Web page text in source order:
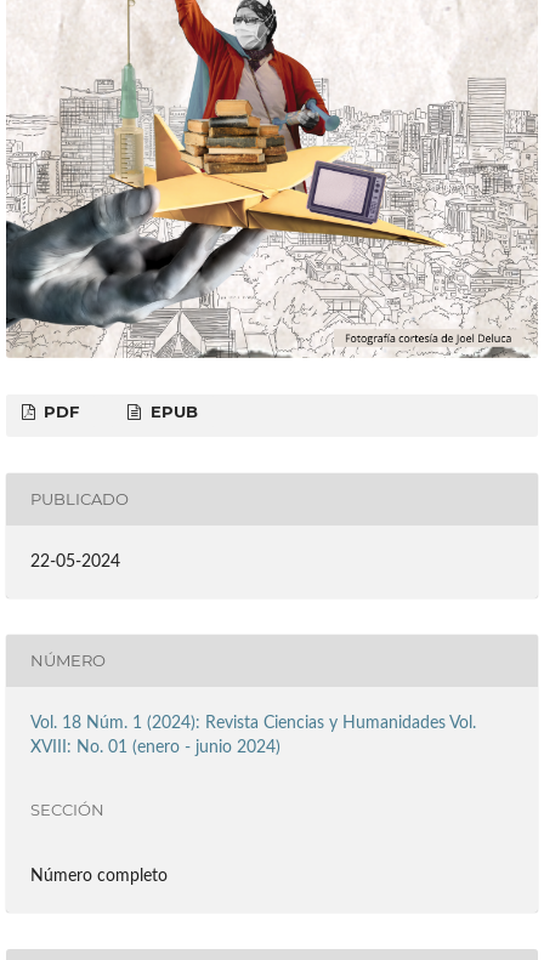
PDF EPUB
PUBLICADO
22-05-2024
NÚMERO
Vol. 18 Núm. 1 (2024): Revista Ciencias y Humanidades Vol.
XVIII: No. 01 (enero - junio 2024)
SECCIÓN
Número completo